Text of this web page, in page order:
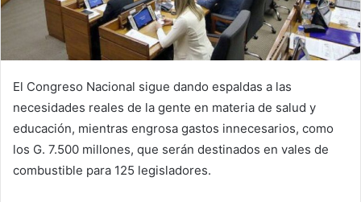
El Congreso Nacional sigue dando espaldas a las
necesidades reales de la gente en materia de salud y
educación, mientras engrosa gastos innecesarios, como
los G. 7.500 millones, que serán destinados en vales de
combustible para 125 legisladores.